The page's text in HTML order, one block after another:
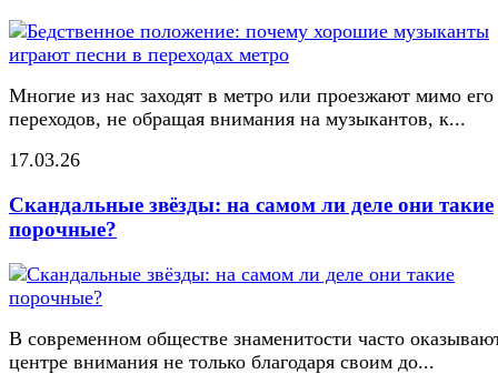
Многие из нас заходят в метро или проезжают мимо его
переходов, не обращая внимания на музыкантов, к...
17.03.26
Скандальные звёзды: на самом ли деле они такие
порочные?
В современном обществе знаменитости часто
центре внимания не только благодаря своим до...